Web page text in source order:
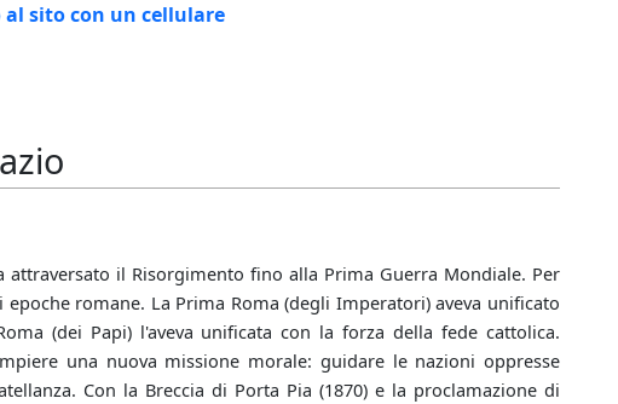
sito con un cellulare
il Risorgimento fino alla Prima Guerra Mondiale. Per
romane. La Prima Roma (degli Imperatori) aveva unificato
(dei Papi) l'aveva unificata con la forza della fede cattolica.
una nuova missione morale: guidare le nazioni oppresse
Con la Breccia di Porta Pia (1870) e la proclamazione di